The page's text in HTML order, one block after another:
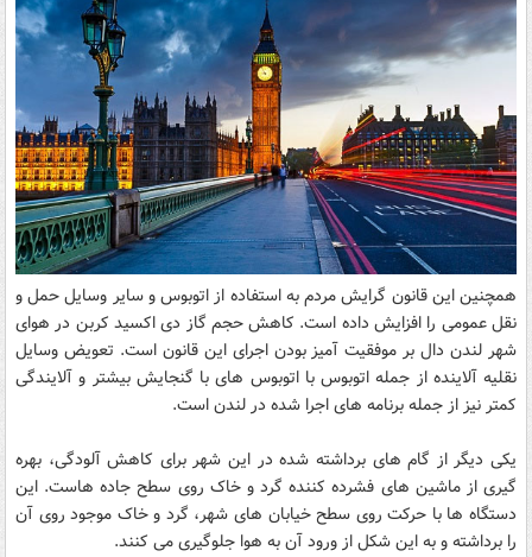
همچنین این قانون گرایش مردم به استفاده از اتوبوس و سایر وسایل حمل و
نقل عمومی را افزایش داده است. کاهش حجم گاز دی اکسید کربن در هوای
شهر لندن دال بر موفقیت آمیز بودن اجرای این قانون است. تعویض وسایل
نقلیه آلاینده از جمله اتوبوس با اتوبوس های با گنجایش بیشتر و آلایندگی
کمتر نیز از جمله برنامه های اجرا شده در لندن است.
یکی دیگر از گام های برداشته شده در این شهر برای کاهش آلودگی، بهره
گیری از ماشین های فشرده کننده گرد و خاک روی سطح جاده هاست. این
دستگاه ها با حرکت روی سطح خیابان های شهر، گرد و خاک موجود روی آن
را برداشته و به این شکل از ورود آن به هوا جلوگیری می کنند.